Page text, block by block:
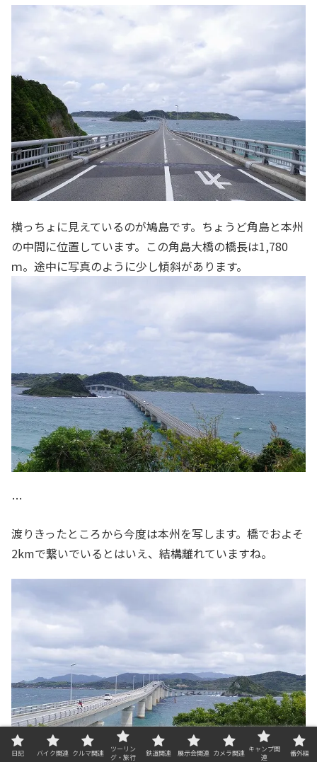
横っちょに見えているのが鳩島です。ちょうど角島と本州
の中間に位置しています。この角島大橋の橋長は1,780
ｍ。途中に写真のように少し傾斜があります。
…
渡りきったところから今度は本州を写します。橋でおよそ
2kmで繋いでいるとはいえ、結構離れていますね。
日記 バイク関連 クルマ関連
ツーリン
グ・旅行
鉄道関連 展示会関連 カメラ関連 キャンプ関
連
番外編